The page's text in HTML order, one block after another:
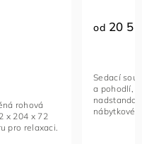
kombinací luxusu
a multifunkční
od